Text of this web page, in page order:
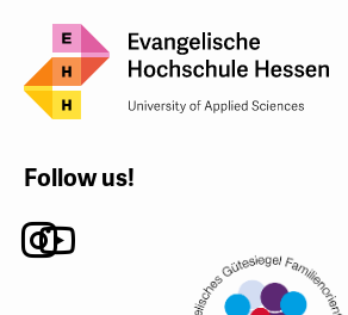
Follow us!
Instagram
Youtube